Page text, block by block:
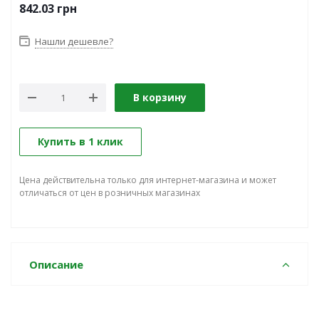
842.03 грн
Нашли дешевле?
В корзину
Купить в 1 клик
Цена действительна только для интернет-магазина и может
отличаться от цен в розничных магазинах
Описание